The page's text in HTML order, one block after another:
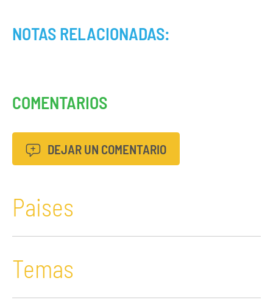
NOTAS RELACIONADAS:
COMENTARIOS
DEJAR UN COMENTARIO
Paises
Temas